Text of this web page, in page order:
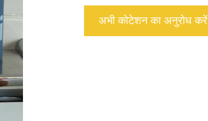
अभी कोटेशन का अनुरोध करें